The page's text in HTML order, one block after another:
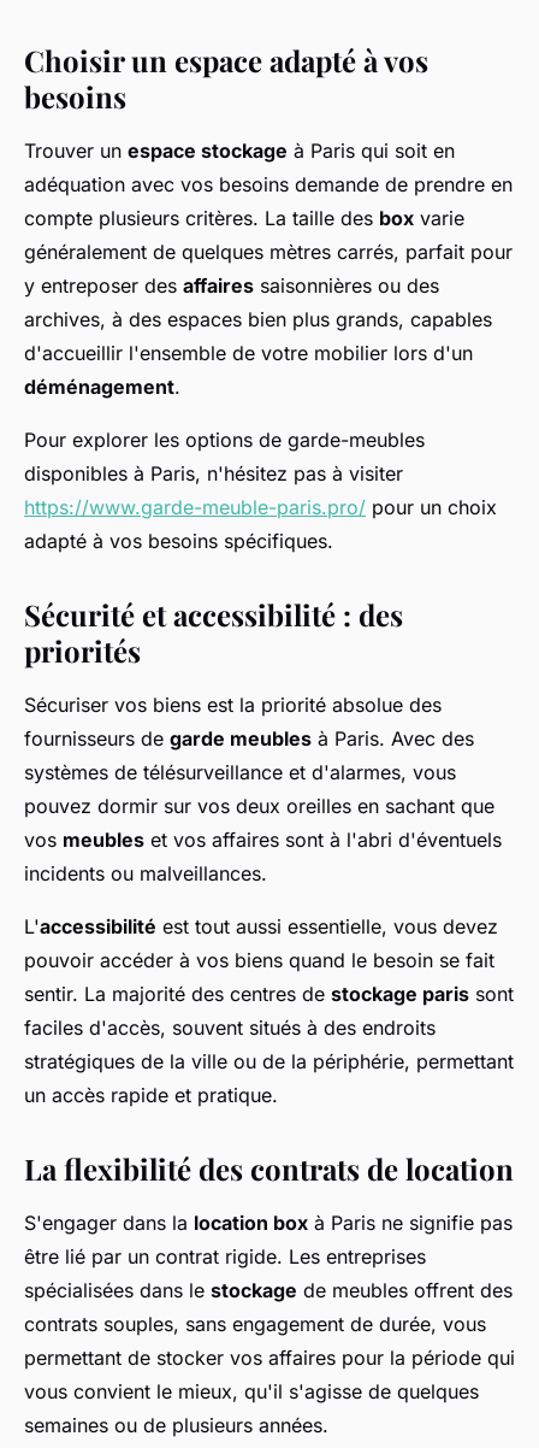
Choisir un espace adapté à vos
besoins
Trouver un espace stockage à Paris qui soit en
adéquation avec vos besoins demande de prendre en
compte plusieurs critères. La taille des box varie
généralement de quelques mètres carrés, parfait pour
y entreposer des affaires saisonnières ou des
archives, à des espaces bien plus grands, capables
d'accueillir l'ensemble de votre mobilier lors d'un
déménagement.
Pour explorer les options de garde-meubles
disponibles à Paris, n'hésitez pas à visiter
https://www.garde-meuble-paris.pro/ pour un choix
adapté à vos besoins spécifiques.
Sécurité et accessibilité : des
priorités
Sécuriser vos biens est la priorité absolue des
fournisseurs de garde meubles à Paris. Avec des
systèmes de télésurveillance et d'alarmes, vous
pouvez dormir sur vos deux oreilles en sachant que
vos meubles et vos affaires sont à l'abri d'éventuels
incidents ou malveillances.
L'accessibilité est tout aussi essentielle, vous devez
pouvoir accéder à vos biens quand le besoin se fait
sentir. La majorité des centres de stockage paris sont
faciles d'accès, souvent situés à des endroits
stratégiques de la ville ou de la périphérie, permettant
un accès rapide et pratique.
La flexibilité des contrats de location
S'engager dans la location box à Paris ne signifie pas
être lié par un contrat rigide. Les entreprises
spécialisées dans le stockage de meubles offrent des
contrats souples, sans engagement de durée, vous
permettant de stocker vos affaires pour la période qui
vous convient le mieux, qu'il s'agisse de quelques
semaines ou de plusieurs années.